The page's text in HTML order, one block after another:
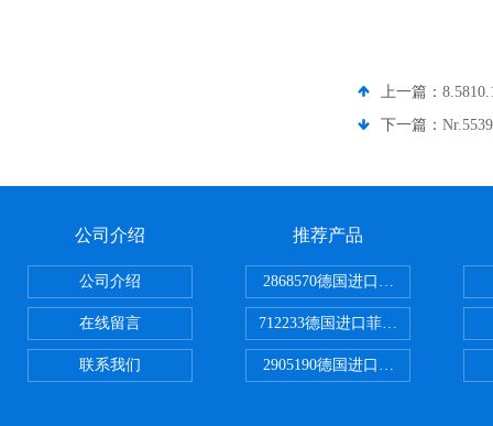
上一篇：
下一篇：
公司介绍
公司介绍
在线留言
联系我们
推荐产品
2868570德国进口菲尼克斯电源
712233德国进口菲尼克斯断路器
2905190德国进口菲尼克斯继电器